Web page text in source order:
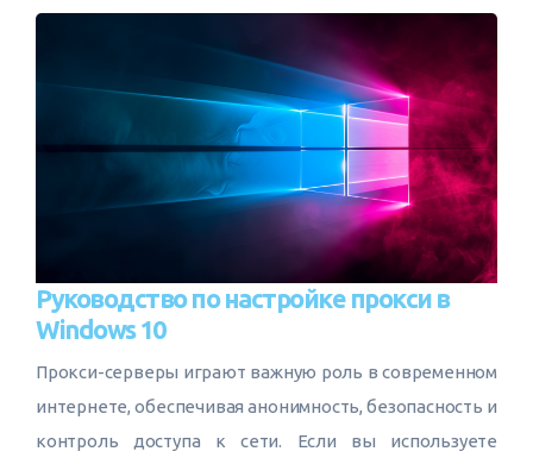
Руководство по настройке прокси в
Windows 10
Прокси-серверы играют важную роль в современном
интернете, обеспечивая анонимность, безопасность и
контроль доступа к сети. Если вы используете